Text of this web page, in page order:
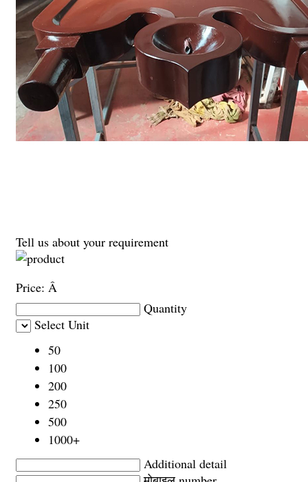
Tell us about your requirement
Price: Â
Quantity
Select Unit
50
100
200
250
500
1000+
Additional detail